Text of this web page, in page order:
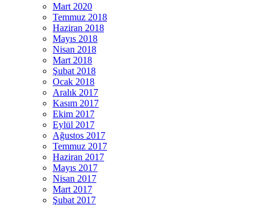
Mart 2020
Temmuz 2018
Haziran 2018
Mayıs 2018
Nisan 2018
Mart 2018
Şubat 2018
Ocak 2018
Aralık 2017
Kasım 2017
Ekim 2017
Eylül 2017
Ağustos 2017
Temmuz 2017
Haziran 2017
Mayıs 2017
Nisan 2017
Mart 2017
Şubat 2017